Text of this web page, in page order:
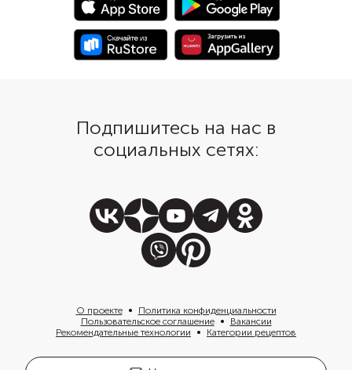
крупные листья салата романо,
изогнутые в виде «лодочек».
свою красивую
подаче.
Подпишитесь на нас в
социальных сетях:
О проекте
Политика конфиденциальности
Пользовательское соглашение
Вакансии
Рекомендательные технологии
Категории рецептов